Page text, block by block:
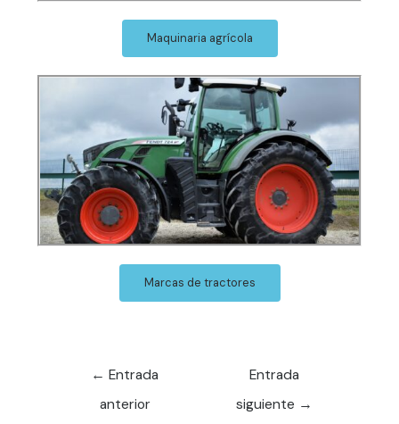
Maquinaria agrícola
Marcas de tractores
← Entrada
anterior
Entrada
siguiente →